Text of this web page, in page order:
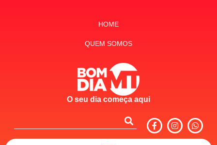
HOME
QUEM SOMOS
O seu dia começa aqui